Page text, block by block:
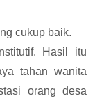
cukup baik.
Hasil itu
tahan wanita
orang desa